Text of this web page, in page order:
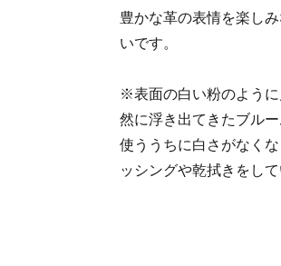
豊かな革の表情を楽し
いです。
※表面の白い粉のよう
然に浮き出てきたブル
使ううちに白さがなく
ッシングや乾拭きをし